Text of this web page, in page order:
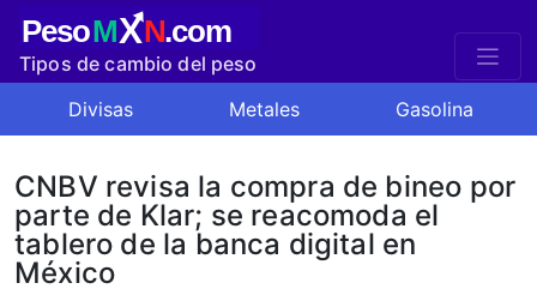
PesoMXN.com
Tipos de cambio del peso
Divisas Metales Gasolina
CNBV revisa la compra de bineo por
parte de Klar; se reacomoda el
tablero de la banca digital en
México